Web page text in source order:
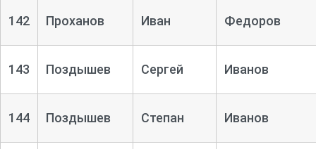
142 Проханов Иван Федоров
143 Поздышев Сергей Иванов
144 Поздышев Степан Иванов